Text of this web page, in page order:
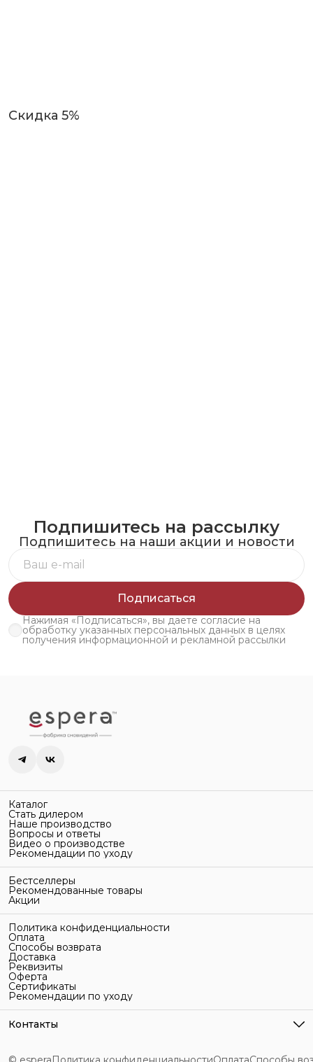
Скидка 5%
Подпишитесь на рассылку
Подпишитесь на наши акции и новости
Подписаться
Нажимая «Подписаться», вы даете согласие на
обработку указанных персональных данных в целях
получения информационной и рекламной рассылки
Каталог
Стать дилером
Наше производство
Вопросы и ответы
Видео о производстве
Рекомендации по уходу
Бестселлеры
Рекомендованные товары
Акции
Политика конфиденциальности
Оплата
Способы возврата
Доставка
Реквизиты
Оферта
Сертификаты
Рекомендации по уходу
Контакты